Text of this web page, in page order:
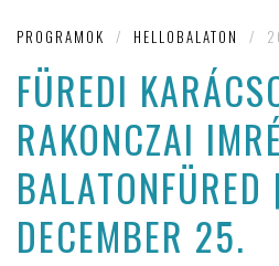
PROGRAMOK / HELLOBALATON /
FÜREDI
RAKONCZAI
DECEMBER 25.